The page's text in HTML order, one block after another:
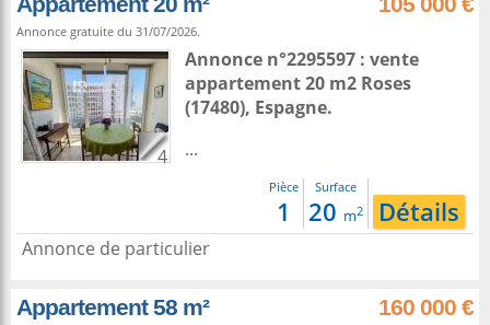
Annonce gratuite du 31/07/2026.
4
Annonce n°2295597 : vente
appartement 20 m2 Roses
(17480), Espagne.
...
Pièce
1
Surface
20 m2 Détails
Annonce de particulier
Appartement 58 m² 160 000 €